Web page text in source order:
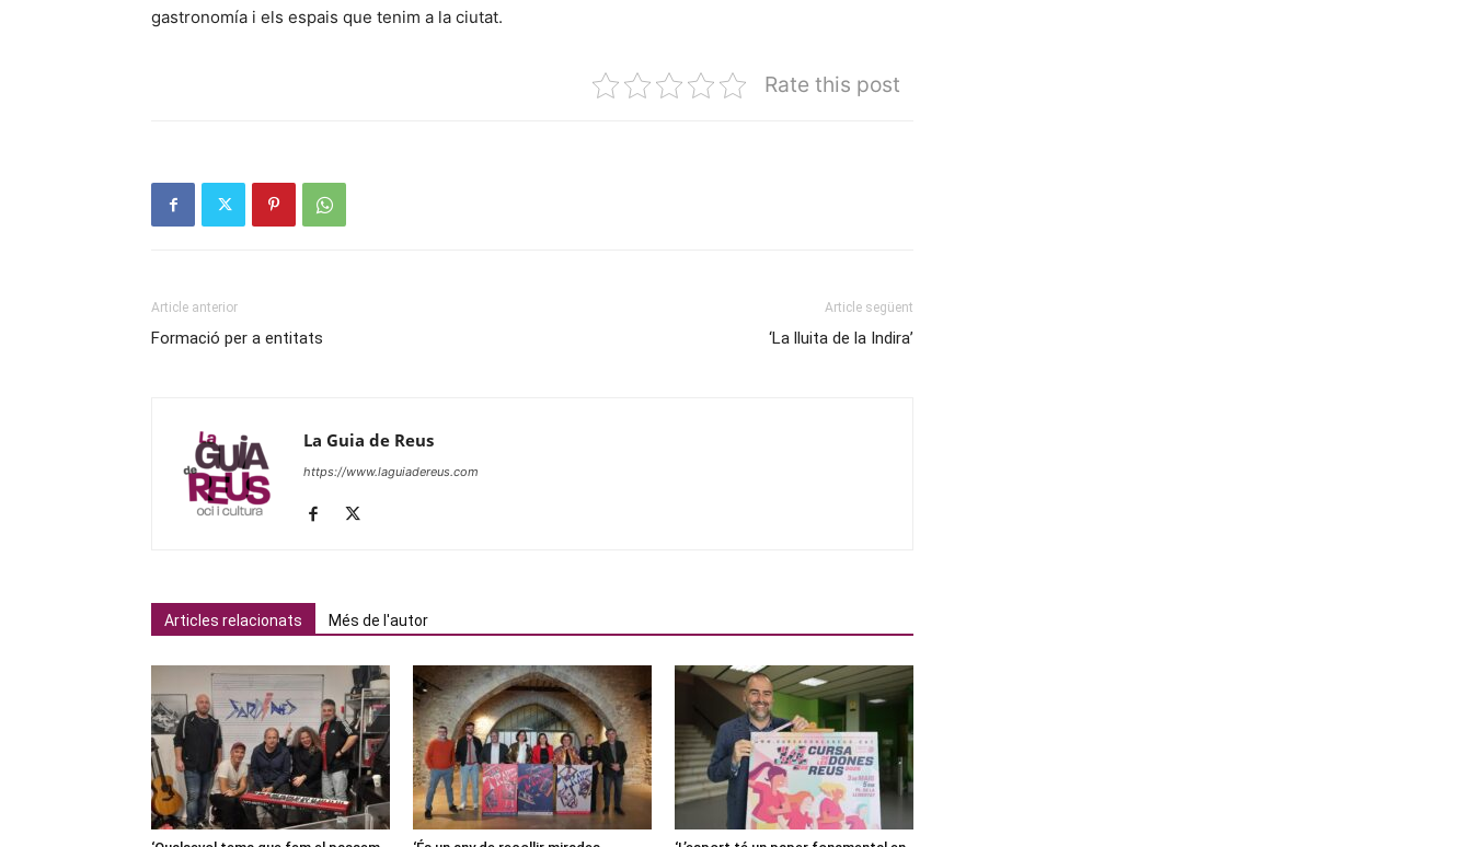
gastronomía i els espais que tenim a la ciutat.
Rate this post
Article anterior
Formació per a entitats
Article següent
‘La lluita de la Indira’
La Guia de Reus
https://www.laguiadereus.com
Articles relacionats Més de l'autor